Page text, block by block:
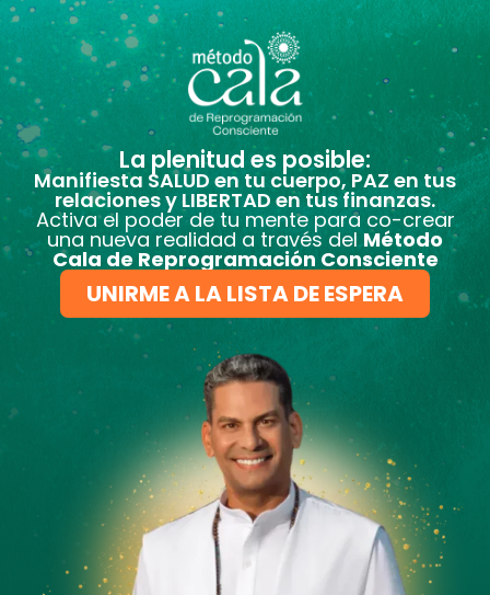
La plenitud es posible:
Manifiesta SALUD en tu cuerpo, PAZ en tus
relaciones y LIBERTAD en tus finanzas.
Activa el poder de tu mente para co-crear
una nueva realidad a través del Método
Cala de Reprogramación Consciente
UNIRME A LA LISTA DE ESPERA